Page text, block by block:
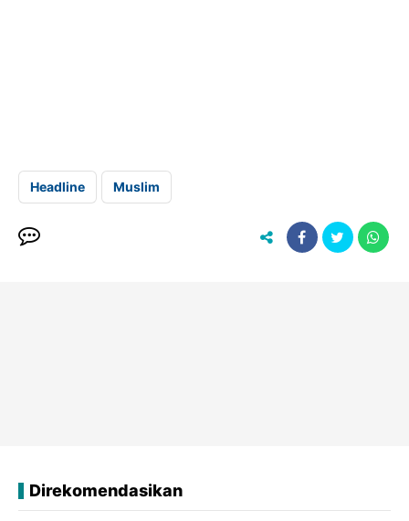
Headline Muslim
Direkomendasikan